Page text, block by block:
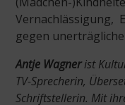
Vernachlässigung,
gegen
Antje Wagnerist
TV-Sprecherin,
Schriftstellerin. Mit